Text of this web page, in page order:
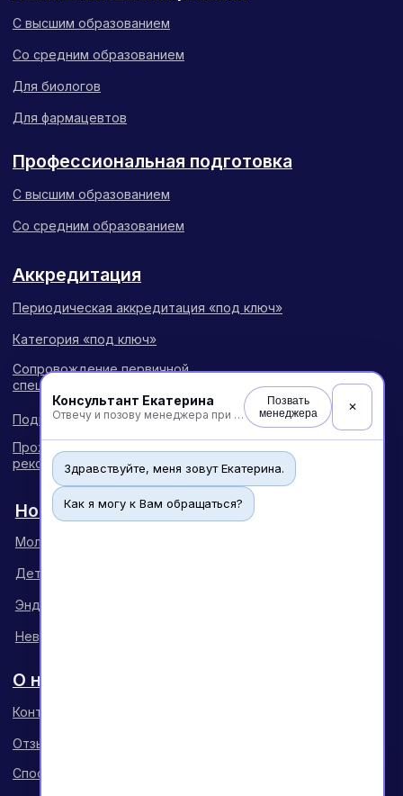
Консультант Екатерина
Отвечу и позову менеджера при необходимости
Позвать
менеджера
✕
Здравствуйте, меня зовут Екатерина.
Как я могу к Вам обращаться?